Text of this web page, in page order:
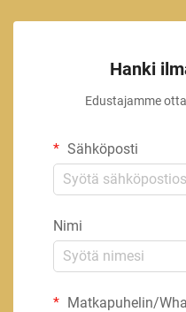
Hanki
Edustajamme
Sähköposti
Nimi
Matkapuhelin/